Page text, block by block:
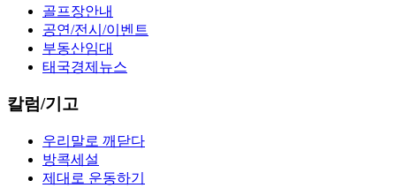
골프장안내
공연/전시/이벤트
부동산임대
태국경제뉴스
칼럼/기고
우리말로 깨닫다
방콕세설
제대로 운동하기